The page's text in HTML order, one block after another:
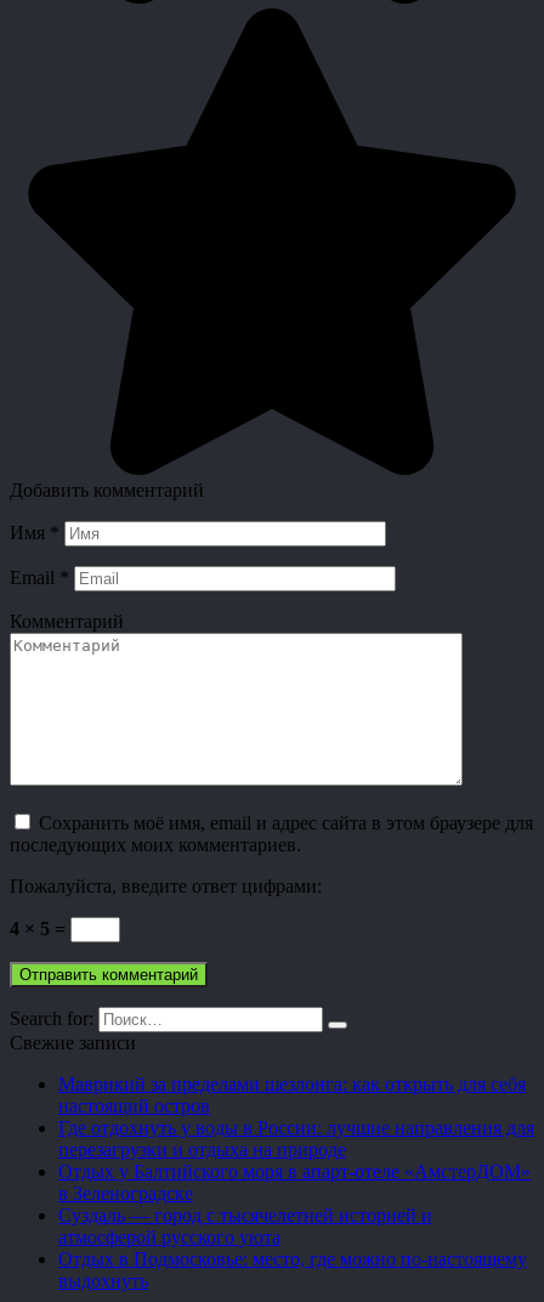
Добавить комментарий
Имя *
Email *
Комментарий
Сохранить моё имя, email и адрес сайта в этом браузере для
последующих моих комментариев.
Пожалуйста, введите ответ цифрами:
4 × 5 =
Search for:
Свежие записи
Маврикий за пределами шезлонга: как открыть для себя
настоящий остров
Где отдохнуть у воды в России: лучшие направления для
перезагрузки и отдыха на природе
Отдых у Балтийского моря в апарт-отеле «АмстерДОМ»
в Зеленоградске
Суздаль — город с тысячелетней историей и
атмосферой русского уюта
Отдых в Подмосковье: место, где можно по-настоящему
выдохнуть